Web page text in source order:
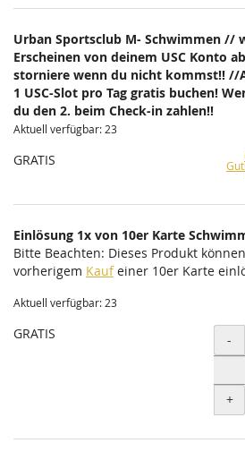
Urban Sportsclub M- Schwimmen //
Erscheinen von deinem USC Konto
storniere wenn du nicht kommst!! //
1 USC-Slot pro Tag gratis buchen!
du den 2. beim Check-in zahlen!!
Aktuell verfügbar: 23
GRATIS
Einlösung 1x von 10er Karte
Bitte Beachten: Dieses Produkt
vorherigem Kaufeiner 10er Karte
Aktuell verfügbar: 23
GRATIS -
+